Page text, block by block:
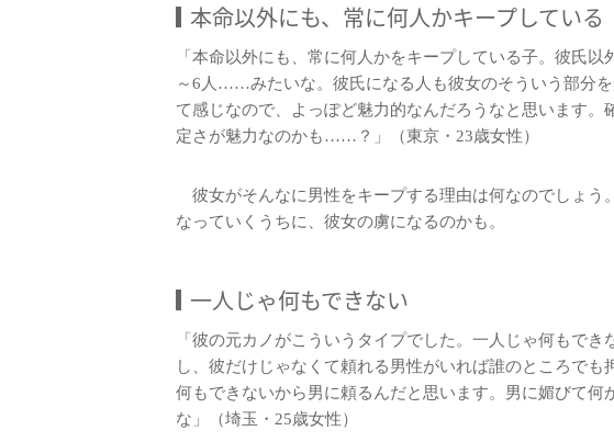
本命以外にも、常に何人かキープしている
「本命以外にも、常に何人かをキープしている子。彼氏
～6人……みたいな。彼氏になる人も彼女のそういう部分
て感じなので、よっぽど魅力的なんだろうなと思います。
定さが魅力なのかも……？」（東京・23歳女性）
彼女がそんなに男性をキープする理由は何なのでしょ
なっていくうちに、彼女の虜になるのかも。
一人じゃ何もできない
「彼の元カノがこういうタイプでした。一人じゃ何もで
し、彼だけじゃなくて頼れる男性がいれば誰のところで
何もできないから男に頼るんだと思います。男に媚びて何
な」（埼玉・25歳女性）